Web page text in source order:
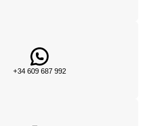
+34 609 687 992